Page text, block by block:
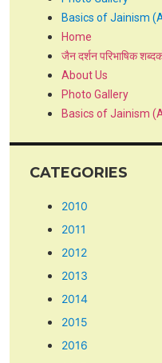
Basics of Jainism
Home
जैन दर्शन परिभाषिक
About Us
Photo Gallery
Basics of Jainism
CATEGORIES
2010
2011
2012
2013
2014
2015
2016